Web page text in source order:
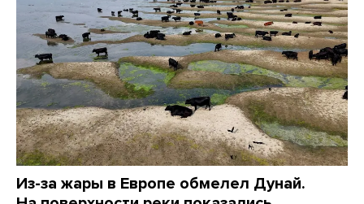
Из-за жары в Европе обмелел Дунай.